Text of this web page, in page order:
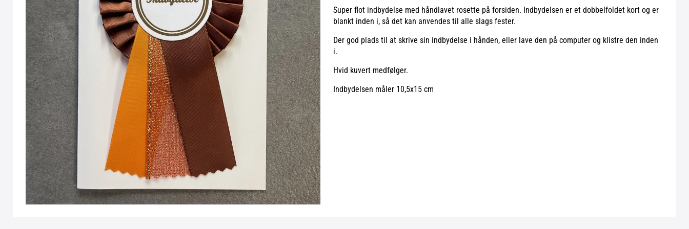
Super flot indbydelse med håndlavet rosette på forsiden. Indbydelsen er et dobbelfoldet kort og er
blankt inden i, så det kan anvendes til alle slags fester.
Der god plads til at skrive sin indbydelse i hånden, eller lave den på computer og klistre den inden
i.
Hvid kuvert medfølger.
Indbydelsen måler 10,5x15 cm